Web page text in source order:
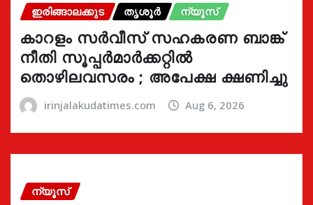
ഇരിങ്ങാലക്കുട തൃശൂർ ന്യൂസ്
കാറളം സർവീസ് സഹകരണ ബാങ്ക്
നീതി സൂപ്പർമാർക്കറ്റിൽ
തൊഴിലവസരം ; അപേക്ഷ ക്ഷണിച്ചു
irinjalakudatimes.com Aug 6, 2026
ന്യൂസ്